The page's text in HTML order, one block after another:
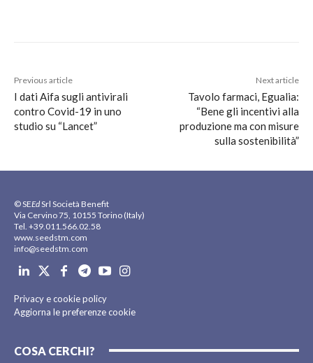
Previous article
I dati Aifa sugli antivirali
contro Covid-19 in uno
studio su “Lancet”
Next article
Tavolo farmaci, Egualia:
“Bene gli incentivi alla
produzione ma con misure
sulla sostenibilità”
© SEEdSrl Società Benefit
Via Cervino 75, 10155 Torino (Italy)
Tel. +39.011.566.02.58
www.seedstm.com
info@seedstm.com
Privacy e cookie policy
Aggiorna le preferenze cookie
COSA CERCHI?